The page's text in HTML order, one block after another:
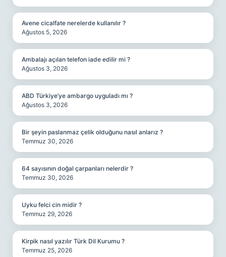
Avene cicalfate nerelerde kullanılır ?
Ağustos 5, 2026
Ambalajı açılan telefon iade edilir mi ?
Ağustos 3, 2026
ABD Türkiye’ye ambargo uyguladı mı ?
Ağustos 3, 2026
Bir şeyin paslanmaz çelik olduğunu nasıl anlarız ?
Temmuz 30, 2026
64 sayısının doğal çarpanları nelerdir ?
Temmuz 30, 2026
Uyku felci cin midir ?
Temmuz 29, 2026
Kirpik nasıl yazılır Türk Dil Kurumu ?
Temmuz 25, 2026